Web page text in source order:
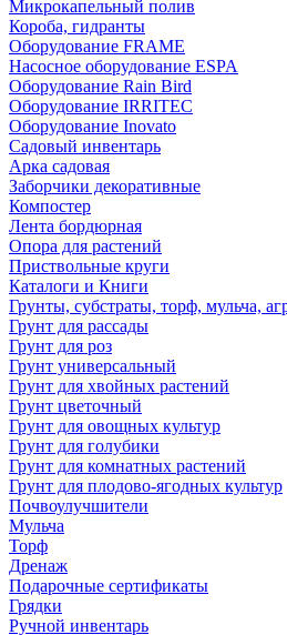
Микрокапельный полив
Короба, гидранты
Оборудование FRAME
Насосное оборудование ESPA
Оборудование Rain Bird
Оборудование IRRITEC
Оборудование Inovato
Садовый инвентарь
Арка садовая
Заборчики декоративные
Компостер
Лента бордюрная
Опора для растений
Приствольные круги
Каталоги и Книги
Грунты, субстраты, торф, мульча,
Грунт для рассады
Грунт для роз
Грунт универсальный
Грунт для хвойных растений
Грунт цветочный
Грунт для овощных культур
Грунт для голубики
Грунт для комнатных растений
Грунт для плодово-ягодных культур
Почвоулучшители
Мульча
Торф
Дренаж
Подарочные сертификаты
Грядки
Ручной инвентарь